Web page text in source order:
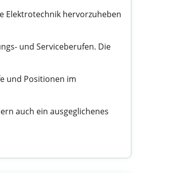
Elektrotechnik hervorzuheben
und Serviceberufen. Die
und Positionen im
auch ein ausgeglichenes